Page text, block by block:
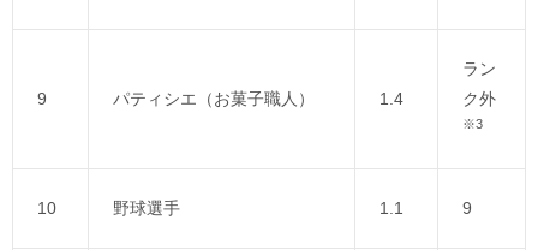
9 パティシエ（お菓子職人） 1.4
ラン
ク外
※3
10 野球選手 1.1 9